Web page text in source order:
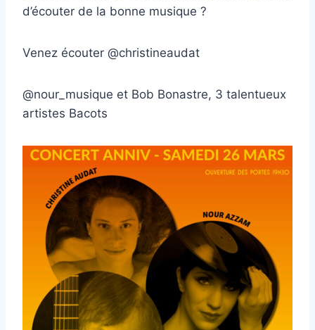
d’écouter de la bonne musique ?
Venez écouter @christineaudat
@nour_musique et Bob Bonastre, 3 talentueux
artistes Bacots